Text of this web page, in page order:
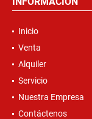
Inicio
Venta
Alquiler
Servicio
Nuestra Empresa
Contáctenos